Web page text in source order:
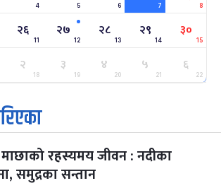
नारी दिवस
२०८३- Mar 8, 2027
७ महिना बाँकी
२०८३ Mar 9, 2027
७ महिना बाँकी
-Mar 21, 2027
-Mar 22, 2027
७ महिना बाँकी
4 5 6 7 8
२६
11
२७
12
२८
13
२९
14
३०
15
२
18
३
19
४
20
५
21
६
22
रहस्यमय जीवन : नदीका
समुद्रका सन्तान